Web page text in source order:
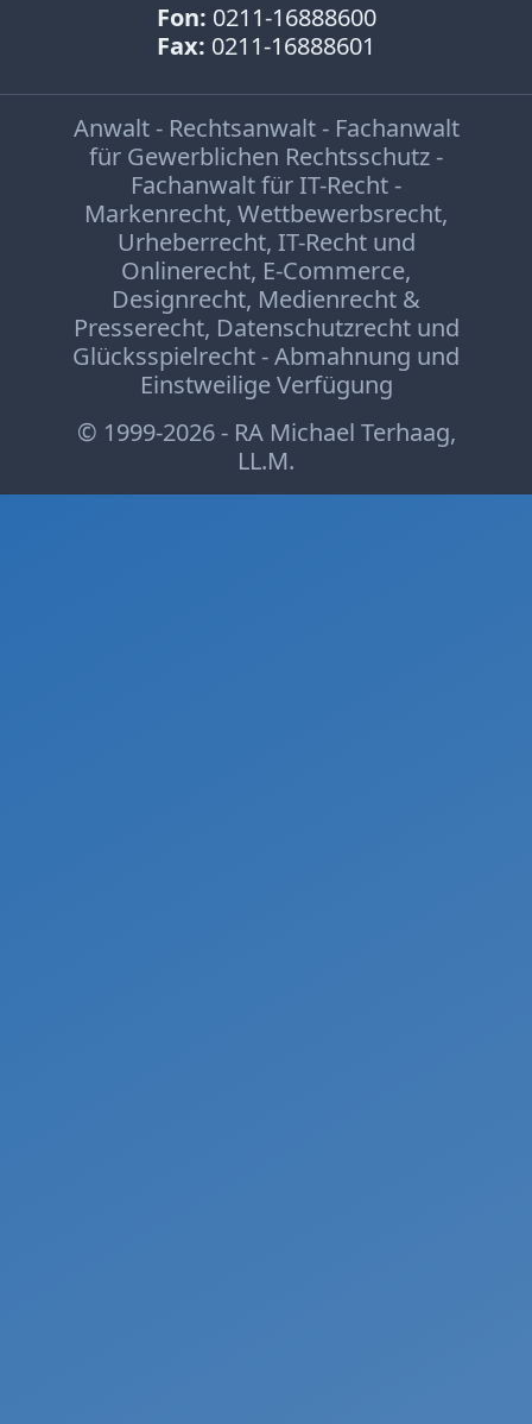
Fon: 0211-16888600
Fax: 0211-16888601
Anwalt - Rechtsanwalt - Fachanwalt
für Gewerblichen Rechtsschutz -
Fachanwalt für IT-Recht -
Markenrecht, Wettbewerbsrecht,
Urheberrecht, IT-Recht und
Onlinerecht, E-Commerce,
Designrecht, Medienrecht &
Presserecht, Datenschutzrechtund
Glücksspielrecht-Abmahnung und
Einstweilige Verfügung
© 1999-2026 - RA Michael Terhaag,
LL.M.